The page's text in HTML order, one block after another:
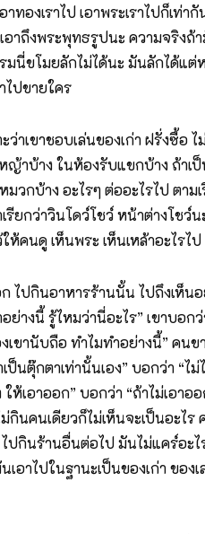
าทองเราไป เอาพระเราไปก็เท่า
อาถึงพระพุทธรูปนะ ความจริงถ้
มนี่ขโมยลักไม่ได้นะ มันลักได้แ
ไปขายใคร
าเขาชอบเล่นของเก่า ฝรั่งซื้อ ไ
ญ้าบ้าง ในห้องรับแขกบ้าง ถ้าเ
วกบ้าง อะไรๆ ต่ออะไรไป ตาม
เรียกว่าวินโดว์โชว์ หน้าต่างโชว์
ให้คนดู เห็นพระ เห็นเหล้าอะไรไป
ไปกินอาหารร้านนั้น ไปถึงเห็น
ย่างนี้ รู้ไหมว่านี่อะไร” เขาบอก
เขานับถือ ทำไมทำอย่างนี้” คนข
ป็นตุ๊กตาเท่านั้นเอง” บอกว่า “ไ
ห้เอาออก” บอกว่า “ถ้าไม่เอาอ
กินคนเดียวก็ไม่เห็นจะเป็นอะไ
ปกินร้านอื่นต่อไป มันไม่แคร์อะไ
อาไปในฐานะเป็นของเก่า ของเ